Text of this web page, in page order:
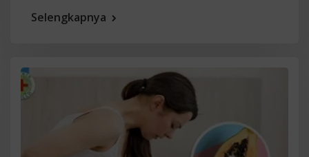
Selengkapnya